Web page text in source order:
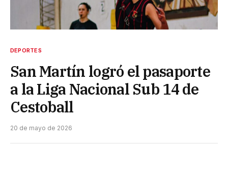
DEPORTES
San Martín logró el pasaporte
a la Liga Nacional Sub 14 de
Cestoball
20 de mayo de 2026